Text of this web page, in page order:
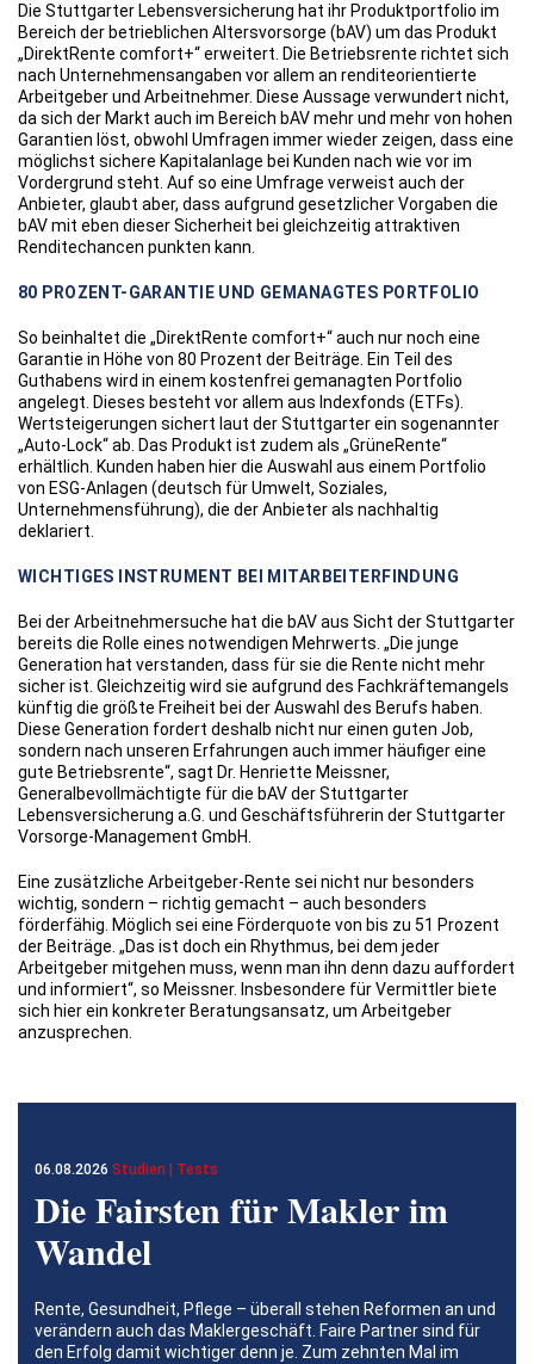
Die Stuttgarter Lebensversicherung hat ihr Produktportfolio im
Bereich der betrieblichen Altersvorsorge (bAV) um das Produkt
„DirektRente comfort+“ erweitert. Die Betriebsrente richtet sich
nach Unternehmensangaben vor allem an renditeorientierte
Arbeitgeber und Arbeitnehmer. Diese Aussage verwundert nicht,
da sich der Markt auch im Bereich bAV mehr und mehr von hohen
Garantien löst, obwohl Umfragen immer wieder zeigen, dass eine
möglichst sichere Kapitalanlage bei Kunden nach wie vor im
Vordergrund steht. Auf so eine Umfrage verweist auch der
Anbieter, glaubt aber, dass aufgrund gesetzlicher Vorgaben die
bAV mit eben dieser Sicherheit bei gleichzeitig attraktiven
Renditechancen punkten kann.
80 PROZENT-GARANTIE UND GEMANAGTES PORTFOLIO
So beinhaltet die „DirektRente comfort+“ auch nur noch eine
Garantie in Höhe von 80 Prozent der Beiträge. Ein Teil des
Guthabens wird in einem kostenfrei gemanagten Portfolio
angelegt. Dieses besteht vor allem aus Indexfonds (ETFs).
Wertsteigerungen sichert laut der Stuttgarter ein sogenannter
„Auto-Lock“ ab. Das Produkt ist zudem als „GrüneRente“
erhältlich. Kunden haben hier die Auswahl aus einem Portfolio
von ESG-Anlagen (deutsch für Umwelt, Soziales,
Unternehmensführung), die der Anbieter als nachhaltig
deklariert.
WICHTIGES INSTRUMENT BEI MITARBEITERFINDUNG
Bei der Arbeitnehmersuche hat die bAV aus Sicht der Stuttgarter
bereits die Rolle eines notwendigen Mehrwerts. „Die junge
Generation hat verstanden, dass für sie die Rente nicht mehr
sicher ist. Gleichzeitig wird sie aufgrund des Fachkräftemangels
künftig die größte Freiheit bei der Auswahl des Berufs haben.
Diese Generation fordert deshalb nicht nur einen guten Job,
sondern nach unseren Erfahrungen auch immer häufiger eine
gute Betriebsrente“, sagt Dr. Henriette Meissner,
Generalbevollmächtigte für die bAV der Stuttgarter
Lebensversicherung a.G. und Geschäftsführerin der Stuttgarter
Vorsorge-Management GmbH.
Eine zusätzliche Arbeitgeber-Rente sei nicht nur besonders
wichtig, sondern – richtig gemacht – auch besonders
förderfähig. Möglich sei eine Förderquote von bis zu 51 Prozent
der Beiträge. „Das ist doch ein Rhythmus, bei dem jeder
Arbeitgeber mitgehen muss, wenn man ihn denn dazu auffordert
und informiert“, so Meissner. Insbesondere für Vermittler biete
sich hier ein konkreter Beratungsansatz, um Arbeitgeber
anzusprechen.
06.08.2026 Studien | Tests
Die Fairsten für Makler im
Wandel
Rente, Gesundheit, Pflege – überall stehen Reformen an und
verändern auch das Maklergeschäft. Faire Partner sind für
den Erfolg damit wichtiger denn je. Zum zehnten Mal im